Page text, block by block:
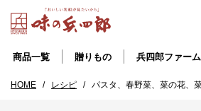
商品一覧 贈りもの 兵四郎ファーム
HOME / レシピ / パスタ、春野菜、菜の花、